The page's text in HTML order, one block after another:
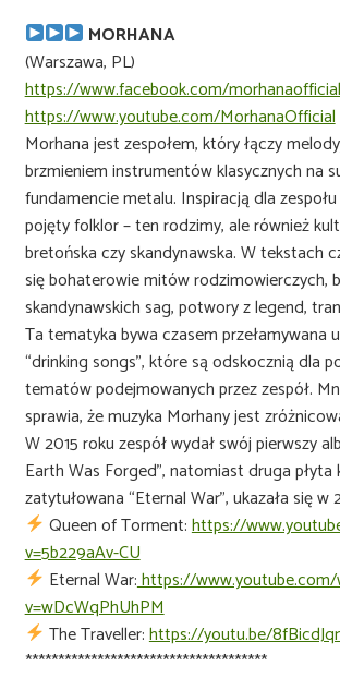
MORHANA
(Warszawa, PL)
https://www.facebook.com/
https://www.youtube.com/MorhanaOfficial
Morhana jest zespołem, który łączy
brzmieniem instrumentów klasycznych na
fundamencie metalu. Inspiracją dla
pojęty folklor – ten rodzimy, ale również
bretońska czy skandynawska. W tekstach
się bohaterowie mitów rodzimowierczych,
skandynawskich sag, potwory z legend,
Ta tematyka bywa czasem przełamywana
“drinking songs”, które są odskocznią dla
tematów podejmowanych przez zespół.
sprawia, że muzyka Morhany jest
W 2015 roku zespół wydał swój pierwszy
Earth Was Forged”, natomiast druga płyta
zatytułowana “Eternal War”, ukazała się w
Queen of Torment:https://
v=5b229aAv-CU
Eternal War:https://
v=wDcWqPhUhPM
The Traveller:https://youtu.be/
*************************************